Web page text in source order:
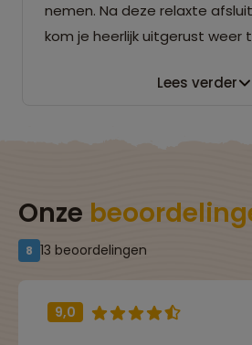
nemen. Na deze relaxte
kom je heerlijk uitgerust weer
Lees verder
Onze
8 13 beoordelingen
9,0